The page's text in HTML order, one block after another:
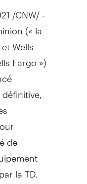
/CNW/ -
(« la
Wells
Fargo »)
de
la TD.